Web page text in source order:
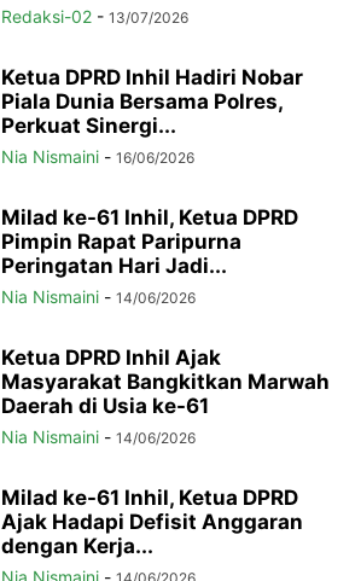
Redaksi-02 - 13/07/2026
Ketua DPRD Inhil Hadiri Nobar
Piala Dunia Bersama Polres,
Perkuat Sinergi...
Nia Nismaini - 16/06/2026
Milad ke-61 Inhil, Ketua DPRD
Pimpin Rapat Paripurna
Peringatan Hari Jadi...
Nia Nismaini - 14/06/2026
Ketua DPRD Inhil Ajak
Masyarakat Bangkitkan Marwah
Daerah di Usia ke-61
Nia Nismaini - 14/06/2026
Milad ke-61 Inhil, Ketua DPRD
Ajak Hadapi Defisit Anggaran
dengan Kerja...